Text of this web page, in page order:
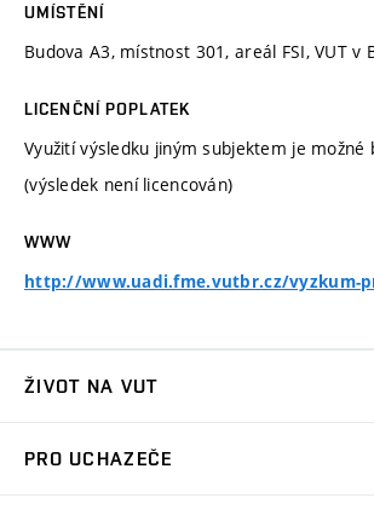
UMÍSTĚNÍ
Budova A3, místnost 301, areál FSI, VUT v
LICENČNÍ POPLATEK
Využití výsledku jiným subjektem je možné
(výsledek není licencován)
WWW
http://www.uadi.fme.vutbr.cz/vyzkum-
ŽIVOT NA VUT
PRO UCHAZEČE